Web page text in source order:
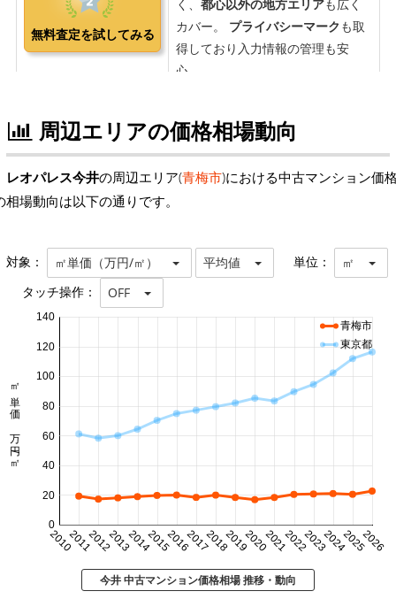
周辺エリアの価格相場動向
レオパレス今井の周辺エリア(青梅市)における中古マンション価
相場動向は以下の通りです。
対象： ㎡単価（万円/㎡） 平均値 単位： ㎡
タッチ操作： OFF
20102011201220132014201520162017201820192020202120222023202420252026
0
20
40
60
80
100
120
140
㎡単価 万円/㎡
青梅市
東京都
今井 中古マンション価格相場 推移・動向